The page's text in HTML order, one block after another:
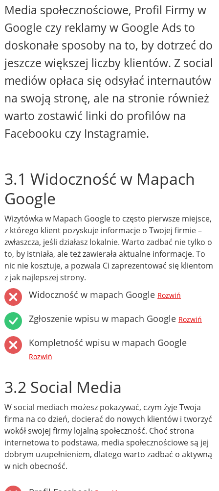
Media społecznościowe, Profil Firmy w
Google czy reklamy w Google Ads to
doskonałe sposoby na to, by dotrzeć do
jeszcze większej liczby klientów. Z social
mediów opłaca się odsyłać internautów
na swoją stronę, ale na stronie również
warto zostawić linki do profilów na
Facebooku czy Instagramie.
3.1 Widoczność w Mapach
Google
Wizytówka w Mapach Google to często pierwsze miejsce,
z którego klient pozyskuje informacje o Twojej firmie –
zwłaszcza, jeśli działasz lokalnie. Warto zadbać nie tylko o
to, by istniała, ale też zawierała aktualne informacje. To
nic nie kosztuje, a pozwala Ci zaprezentować się klientom
z jak najlepszej strony.
Widoczność w mapach Google Rozwiń
Zgłoszenie wpisu w mapach Google Rozwiń
Kompletność wpisu w mapach Google
Rozwiń
3.2 Social Media
W social mediach możesz pokazywać, czym żyje Twoja
firma na co dzień, docierać do nowych klientów i tworzyć
wokół swojej firmy lojalną społeczność. Choć strona
internetowa to podstawa, media społecznościowe są jej
dobrym uzupełnieniem, dlatego warto zadbać o aktywną
w nich obecność.